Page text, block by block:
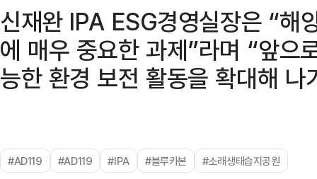
신재완 IPA ESG경영실장은 “해
에 매우 중요한 과제”라며 “앞으
능한 환경 보전 활동을 확대해 나
#AD119 #AD119 #IPA #블루카본 #소래생태습지공원